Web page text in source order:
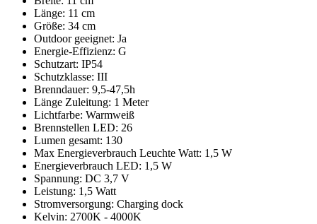
Länge: 11 cm
Größe: 34 cm
Outdoor geeignet: Ja
Energie-Effizienz: G
Schutzart: IP54
Schutzklasse: III
Brenndauer: 9,5-47,5h
Länge Zuleitung: 1 Meter
Lichtfarbe: Warmweiß
Brennstellen LED: 26
Lumen gesamt: 130
Max Energieverbrauch Leuchte Watt: 1,5 W
Energieverbrauch LED: 1,5 W
Spannung: DC 3,7 V
Leistung: 1,5 Watt
Stromversorgung: Charging dock
Kelvin: 2700K - 4000K